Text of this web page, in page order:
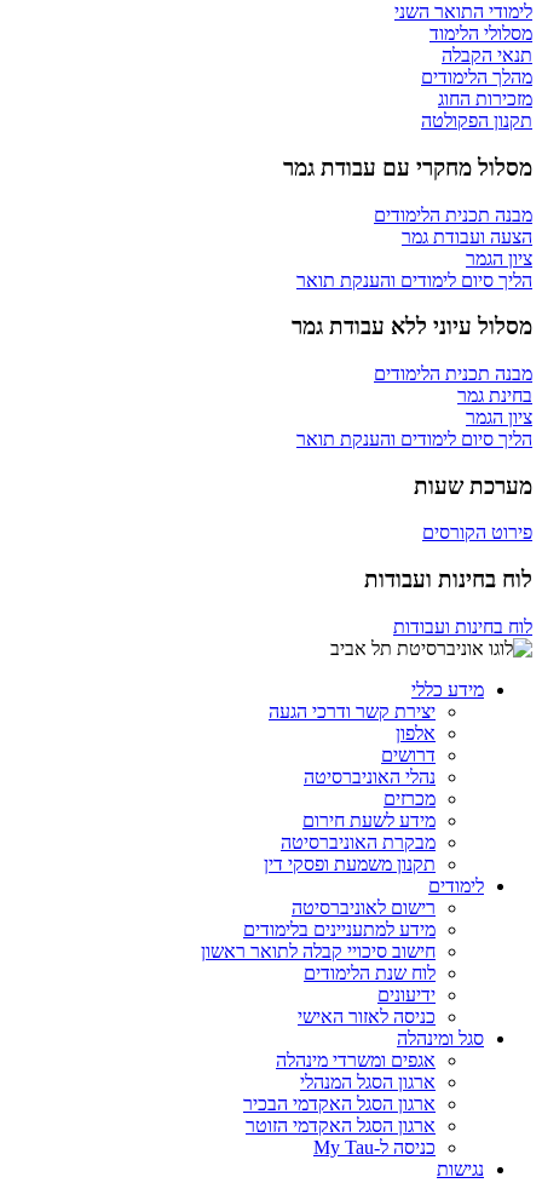
לימודי התואר השני
מסלולי הלימוד
תנאי הקבלה
מהלך הלימודים
מזכירות החוג
תקנון הפקולטה
מסלול מחקרי עם עבודת גמר
מבנה תכנית הלימודים
הצעה ועבודת גמר
ציון הגמר
הליך סיום לימודים והענקת תואר
מסלול עיוני ללא עבודת גמר
מבנה תכנית הלימודים
בחינת גמר
ציון הגמר
הליך סיום לימודים והענקת תואר
מערכת שעות
פירוט הקורסים
לוח בחינות ועבודות
לוח בחינות ועבודות
מידע כללי
יצירת קשר ודרכי הגעה
אלפון
דרושים
נהלי האוניברסיטה
מכרזים
מידע לשעת חירום
מבקרת האוניברסיטה
תקנון משמעת ופסקי דין
לימודים
רישום לאוניברסיטה
מידע למתעניינים בלימודים
חישוב סיכויי קבלה לתואר ראשון
לוח שנת הלימודים
ידיעונים
כניסה לאזור האישי
סגל ומינהלה
אגפים ומשרדי מינהלה
ארגון הסגל המנהלי
ארגון הסגל האקדמי הבכיר
ארגון הסגל האקדמי הזוטר
כניסה ל-My Tau
נגישות